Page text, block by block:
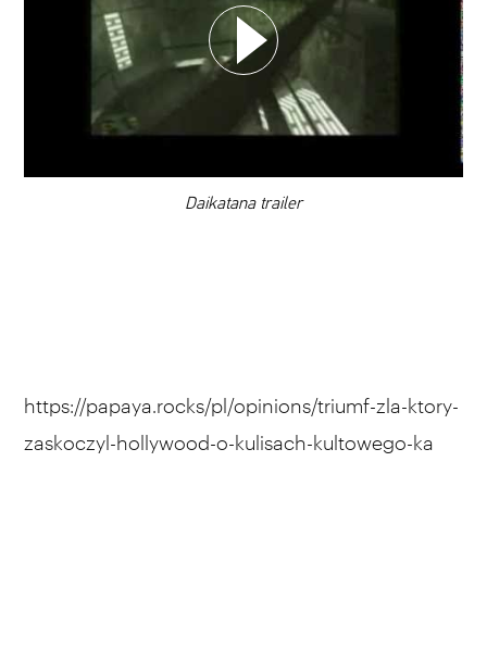
Daikatana trailer
DODAJ TEN FILM DO PLAYLISTY
https://papaya.rocks/pl/opinions/triumf-zla-ktory-
zaskoczyl-hollywood-o-kulisach-kultowego-ka